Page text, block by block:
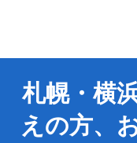
札幌・横
えの方、